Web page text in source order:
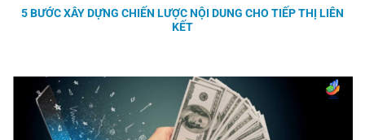
5 BƯỚC XÂY DỰNG CHIẾN LƯỢC NỘI DUNG CHO TIẾP THỊ LIÊN
KẾT